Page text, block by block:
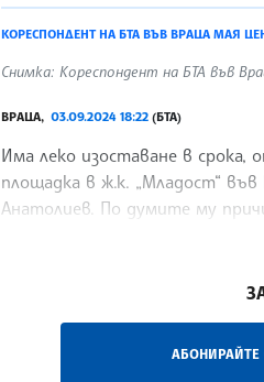
КОРЕСПОНДЕНТ НА БТА ВЪВ ВРАЦА МАЯ
Снимка: Кореспондент на БТА във
ВРАЦА, 03.09.2024 18:22 (БТА)
Има леко изоставане в срока,
площадка в ж.к. „Младост“
Анатолиев. По думите му
АБОНИРАЙТЕ